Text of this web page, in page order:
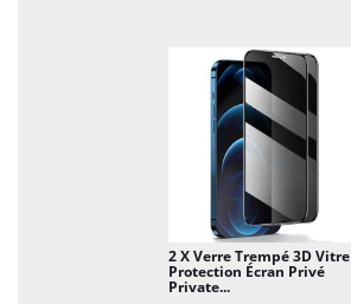
2 X Verre Trempé 3D Vitre
Protection Écran Privé
Private...